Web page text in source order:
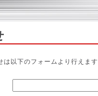
は以下のフォームより行えま